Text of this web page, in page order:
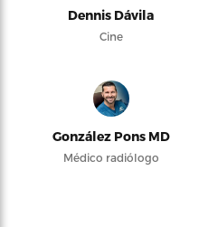
Dennis Dávila
Cine
González Pons MD
Médico radiólogo